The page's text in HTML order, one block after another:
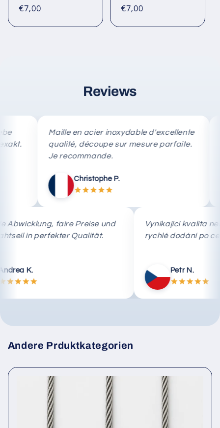
Normaler
€7,00
Normaler
€7,00
Reviews
Maille en acier inoxydable d'excellente
qualité, découpe sur mesure parfaite.
Je recommande.
Christophe P.
Abwicklung, faire Preise und
Drahtseil in perfekter Qualität.
Andrea K.
Vynikající
rychlé dodání
Petr N.
Andere Prduktkategorien